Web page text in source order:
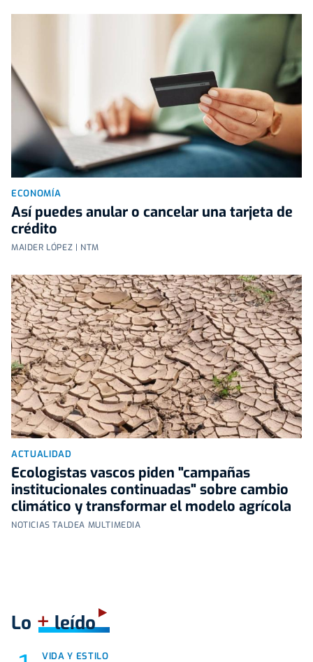
ECONOMÍA
Así puedes anular o cancelar una tarjeta de
crédito
MAIDER LÓPEZ | NTM
ACTUALIDAD
Ecologistas vascos piden "campañas
institucionales continuadas" sobre cambio
climático y transformar el modelo agrícola
NOTICIAS TALDEA MULTIMEDIA
Lo +leído
VIDA Y ESTILO